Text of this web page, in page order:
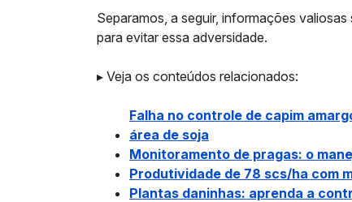
Separamos, a seguir, informações
para evitar essa adversidade.
▸ Veja os conteúdos relacionados:
Falha no controle de capim
área de soja
Monitoramento de pragas: o
Produtividade de 78 scs/ha com
Plantas daninhas: aprenda a